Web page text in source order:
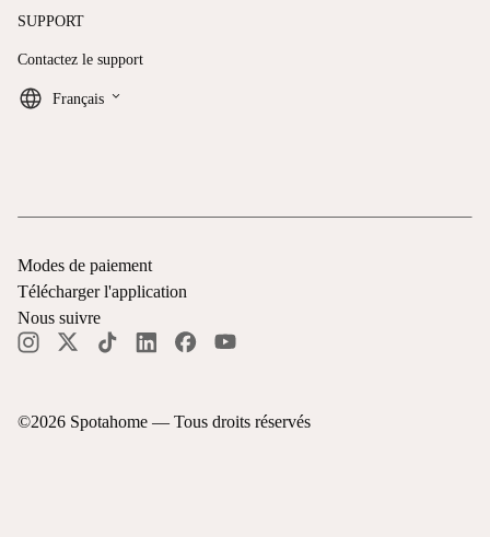
SUPPORT
Contactez le support
Français keyboard_arrow_down
©2026 Spotahome — Tous droits réservés
Modes de paiement
Télécharger l'application
Nous suivre